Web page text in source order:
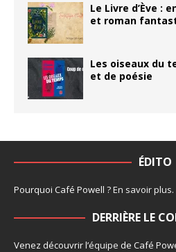
Le Livre d’Ève :
et roman
Les oiseaux du
et de poésie
ÉDITO
Pourquoi Café Powell ?En savoir plus.
DERRIÈRE LE
Venez découvrir l’équipe de Café